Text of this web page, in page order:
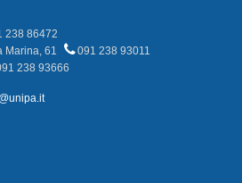
238 86472
Marina, 61
091 238 93011
238 93666